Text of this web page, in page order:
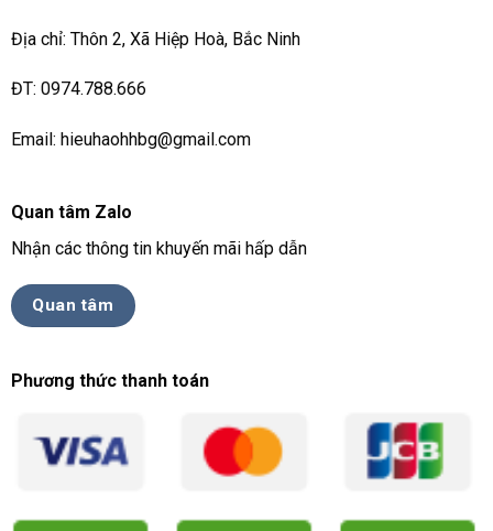
Địa chỉ: Thôn 2, Xã Hiệp Hoà, Bắc Ninh
ĐT: 0974.788.666
Email: hieuhaohhbg@gmail.com
Quan tâm Zalo
Nhận các thông tin khuyến mãi hấp dẫn
Quan tâm
Phương thức thanh toán